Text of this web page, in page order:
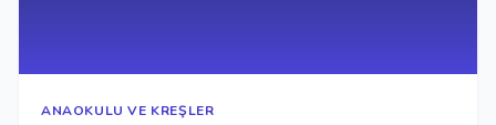
ANAOKULU VE KREŞLER